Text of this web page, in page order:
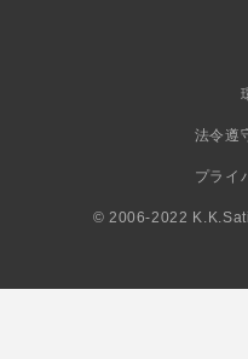
法令遵
プライ
© 2006-2022